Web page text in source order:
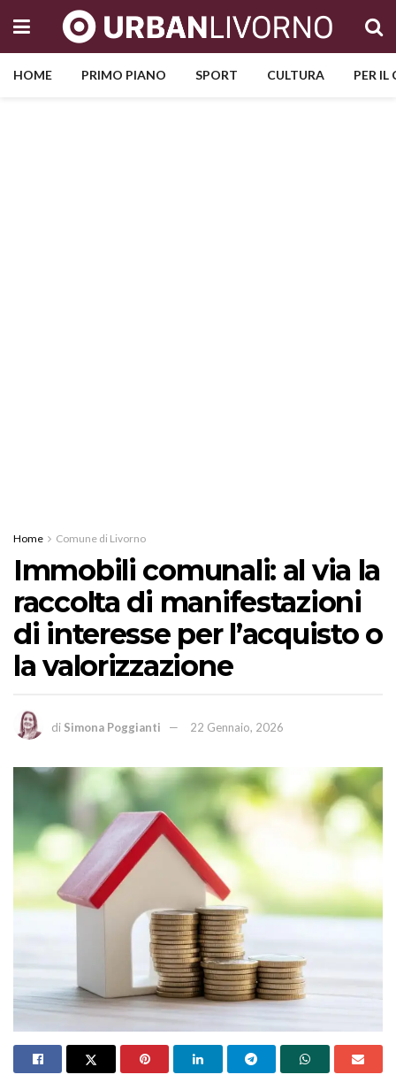
HOME PRIMO PIANO SPORT CULTURA PER
Home Comune di Livorno
Immobili comunali: al via la
raccolta di manifestazioni
di interesse per l’acquisto o
la valorizzazione
di Simona Poggianti 22 Gennaio, 2026